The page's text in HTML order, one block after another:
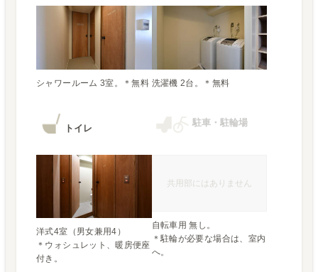
トイレ
洋式4室（男女兼用4）
＊ウォシュレット、暖房便座
付き。
駐車・駐輪場
共用部にはありません
自転車用 無し。
＊駐輪が必要な場合は、室内
へ。